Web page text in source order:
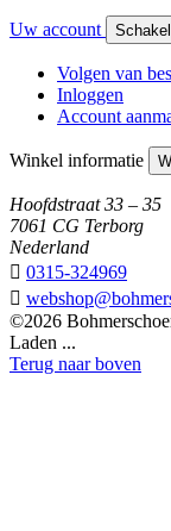
Uw account
Volgen van
Inloggen
Account
Winkel informatie
Hoofdstraat 33 – 35
7061 CG Terborg
Nederland
 0315-324969

©2026
Laden ...
Terug naar boven